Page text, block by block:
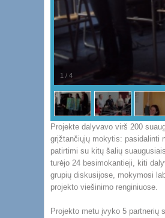
1 / 4
Projekte dalyvavo virš 200
grįžtančiųjų mokytis: pasidalinti
patirtimi su kitų šalių
turėjo 24 besimokantieji, kiti
grupių diskusijose, mokymosi
projekto viešinimo renginiuose.
Projekto metu įvyko 5 partnerių